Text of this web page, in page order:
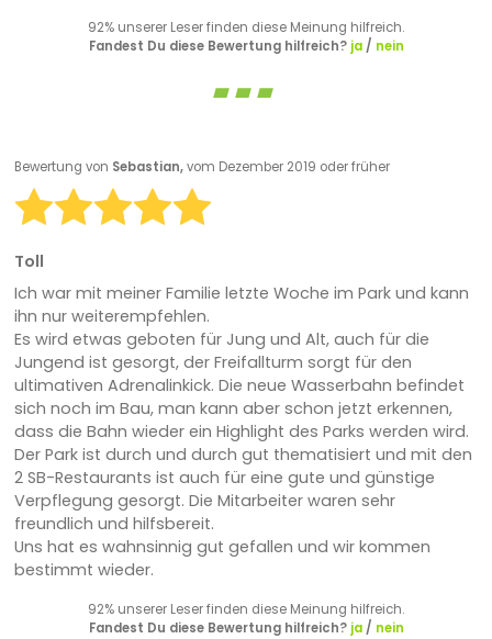
92% unserer Leser finden diese Meinung hilfreich.
Fandest Du diese Bewertung hilfreich? ja/ nein
Bewertung von Sebastian,vom Dezember 2019 oder früher
Toll
Ich war mit meiner Familie letzte Woche im Park und kann
ihn nur weiterempfehlen.
Es wird etwas geboten für Jung und Alt, auch für die
Jungend ist gesorgt, der Freifallturm sorgt für den
ultimativen Adrenalinkick. Die neue Wasserbahn befindet
sich noch im Bau, man kann aber schon jetzt erkennen,
dass die Bahn wieder ein Highlight des Parks werden wird.
Der Park ist durch und durch gut thematisiert und mit den
2 SB-Restaurants ist auch für eine gute und günstige
Verpflegung gesorgt. Die Mitarbeiter waren sehr
freundlich und hilfsbereit.
Uns hat es wahnsinnig gut gefallen und wir kommen
bestimmt wieder.
92% unserer Leser finden diese Meinung hilfreich.
Fandest Du diese Bewertung hilfreich? ja/ nein